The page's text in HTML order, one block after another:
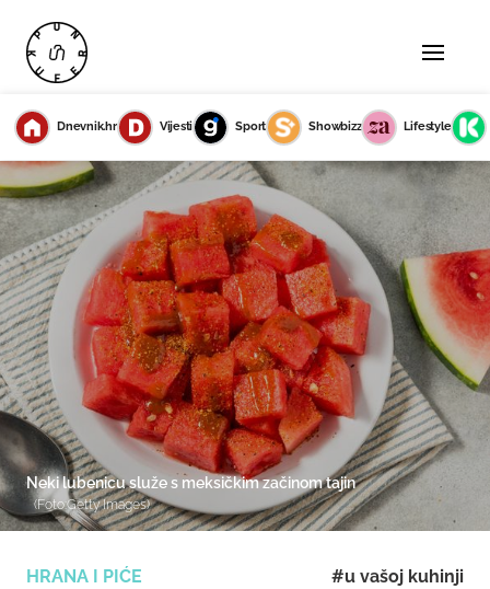
Dnevnik.hr Vijesti Sport Showbizz Lifestyle
HRANA I PIĆE #u vašoj kuhinji
Neki lubenicu služe s meksičkim začinom tajin
(Foto:Getty Images)